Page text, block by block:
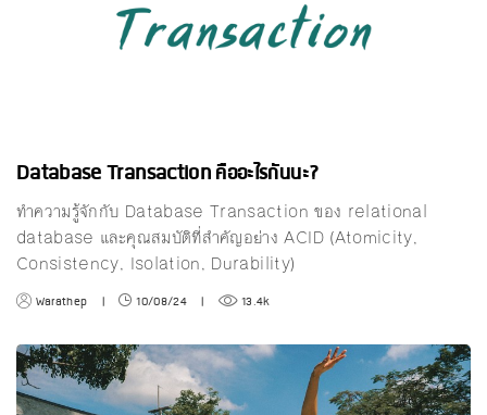
Database Transaction คืออะไรกันนะ?
ทำความรู้จักกับ Database Transaction ของ relational
database และคุณสมบัติที่สำคัญอย่าง ACID (Atomicity,
Consistency, Isolation, Durability)
Warathep | 10/08/24 | 13.4k